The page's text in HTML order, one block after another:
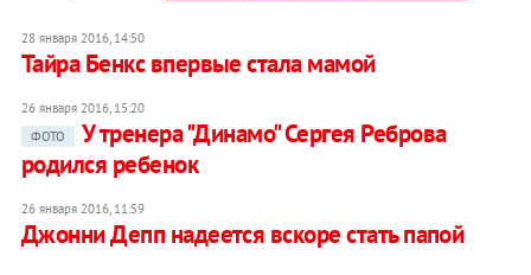
28 января 2016, 14:50
Тайра Бенкс впервые стала мамой
26 января 2016, 15:20
ФОТО
У тренера "Динамо" Сергея Реброва
родился ребенок
26 января 2016, 11:59
Джонни Депп надеется вскоре стать папой